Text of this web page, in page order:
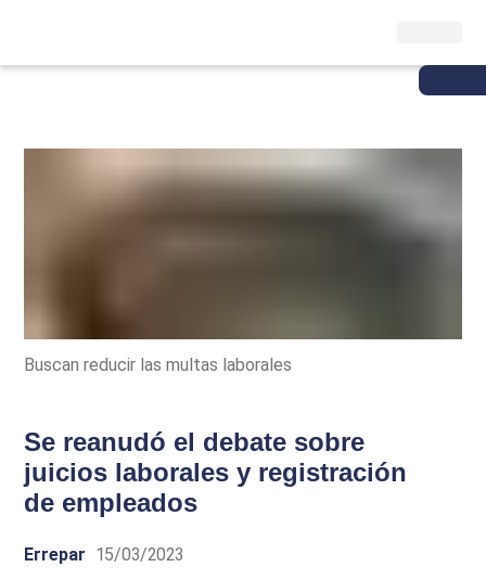
Buscan reducir las multas laborales
Se reanudó el debate sobre
juicios laborales y registración
de empleados
Errepar 15/03/2023